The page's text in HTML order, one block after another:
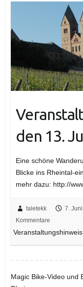
den 13.
Eine schöne
Blicke ins Rheintal-
mehr dazu: http://
taletekk 7.
Kommentare
Magic Bike-Video und